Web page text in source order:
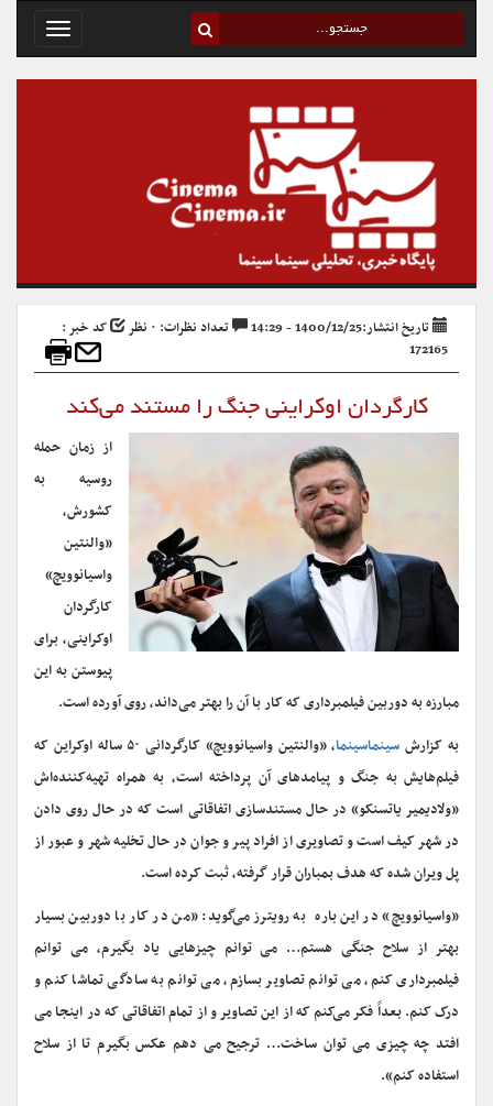
Toggle
تاریخ انتشار:1400/12/25 - 14:29 تعداد نظرات: ۰ نظر
کد خبر :
172165
کارگردان اوکراینی جنگ را مستند می‌کند
از زمان حمله
روسیه به
کشورش،
«والنتین
واسیانوویچ»
کارگردان
اوکراینی، برای
پیوستن به این
مبارزه به دوربین فیلمبرداری که کار با آن را بهتر می‌داند، روی آورده است.
به کزارش سینماسینما
، «والنتین واسیانوویچ» کارگردانی ۵۰ ساله اوکراین که
فیلم‌هایش به جنگ و پیامدهای آن پرداخته است، به همراه تهیه‌کننده‌اش
«ولادیمیر یاتسنکو» در حال مستندسازی اتفاقاتی است که در حال روی دادن
در شهر کیف است و تصاویری از افراد پیر و جوان در حال تخلیه شهر و عبور از
پل ویران شده که هدف بمباران قرار گرفته، ثبت کرده‌ است.
«واسیانوویچ» در این باره به رویترز می‌گوید: «من در کار با دوربین بسیار
بهتر از سلاح جنگی هستم… می توانم چیزهایی یاد بگیرم، می توانم
فیلمبرداری کنم، می توانم تصاویر بسازم، می توانم به سادگی تماشا کنم و
درک کنم. بعداً فکر می‌کنم که از این تصاویر و از تمام اتفاقاتی که در اینجا می
افتد چه چیزی می توان ساخت… ترجیح می دهم عکس بگیرم تا از سلاح
استفاده کنم».